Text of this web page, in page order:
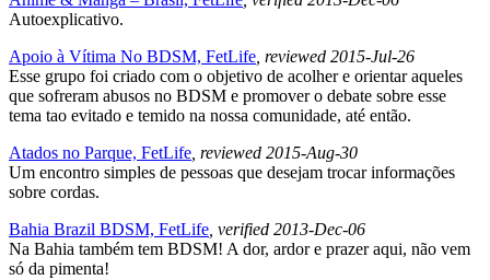
Autoexplicativo.
Apoio à Vítima No BDSM, FetLife , reviewed 2015-Jul-26
Esse grupo foi criado com o objetivo de acolher e orientar aqueles
que sofreram abusos no BDSM e promover o debate sobre esse
tema tao evitado e temido na nossa comunidade, até então.
Atados no Parque, FetLife , reviewed 2015-Aug-30
Um encontro simples de pessoas que desejam trocar informações
sobre cordas.
Bahia Brazil BDSM, FetLife , verified 2013-Dec-06
Na Bahia também tem BDSM! A dor, ardor e prazer aqui, não vem
só da pimenta!